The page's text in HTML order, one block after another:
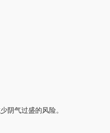
阴气过盛的风险。